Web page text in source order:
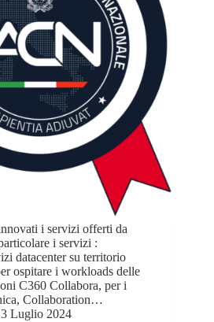
i servizi offerti da
i servizi :
datacenter su territorio
ospitare i workloads delle
C360 Collabora, per i
Collaboration…
Luglio 2024